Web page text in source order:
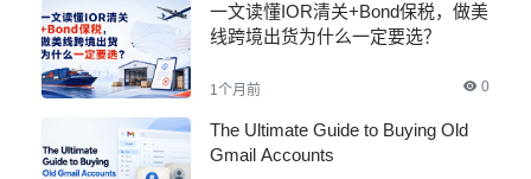
一文读懂IOR清关+Bond保税，做美
线跨境出货为什么一定要选？
1个月前 0
The Ultimate Guide to Buying Old
Gmail Accounts